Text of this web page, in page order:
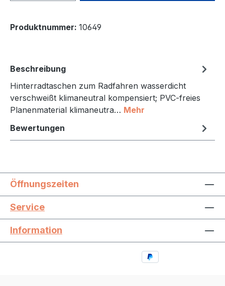
Produktnummer: 10649
Beschreibung
Hinterradtaschen zum Radfahren wasserdicht
verschweißt klimaneutral kompensiert; PVC-freies
Planenmaterial klimaneutra… Mehr
Bewertungen
Öffnungszeiten
Service
Information